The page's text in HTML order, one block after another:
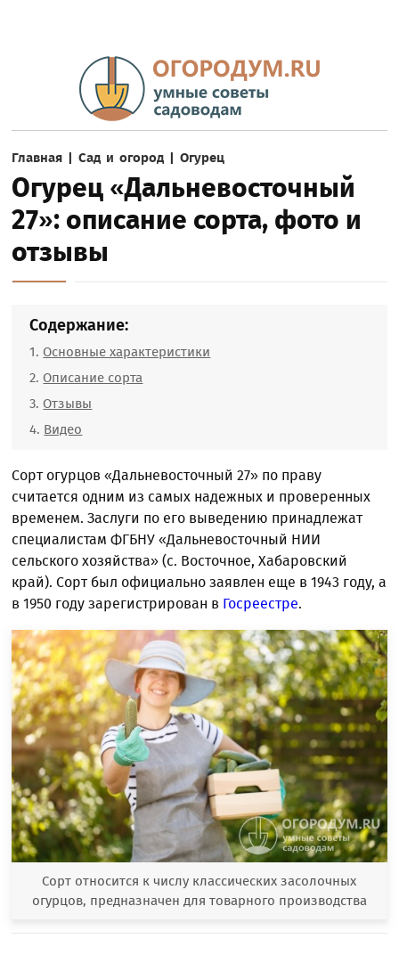
Главная |Сад и огород |Огурец
Огурец «Дальневосточный
27»: описание сорта, фото и
отзывы
Содержание:
Основные характеристики
Описание сорта
Отзывы
Видео
Сорт огурцов «Дальневосточный 27» по праву
считается одним из самых надежных и проверенных
временем. Заслуги по его выведению принадлежат
специалистам ФГБНУ «Дальневосточный НИИ
сельского хозяйства» (с. Восточное, Хабаровский
край). Сорт был официально заявлен еще в 1943 году, а
в 1950 году зарегистрирован в Госреестре.
Сорт относится к числу классических засолочных
огурцов, предназначен для товарного производства